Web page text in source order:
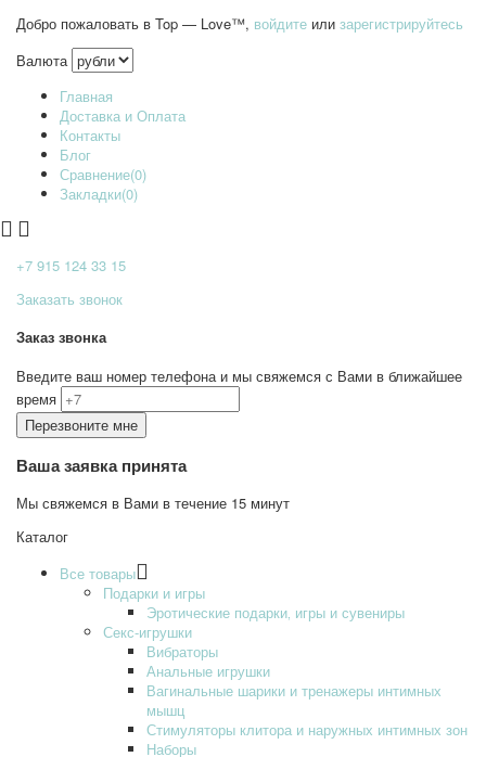
Добро пожаловать в Top — Love™, войдите или зарегистрируйтесь
Валюта
Главная
Доставка и Оплата
Контакты
Блог
Сравнение(0)
Закладки(0)
+7 915 124 33 15
Заказать звонок
Заказ звонка
Введите ваш номер телефона и мы свяжемся с Вами в ближайшее
время
Ваша заявка принята
Мы свяжемся в Вами в течение 15 минут
Каталог
Все товары
Подарки и игры
Эротические подарки‚ игры и сувениры
Секс-игрушки
Вибраторы
Анальные игрушки
Вагинальные шарики и тренажеры интимных
мышц
Стимуляторы клитора и наружных интимных зон
Наборы